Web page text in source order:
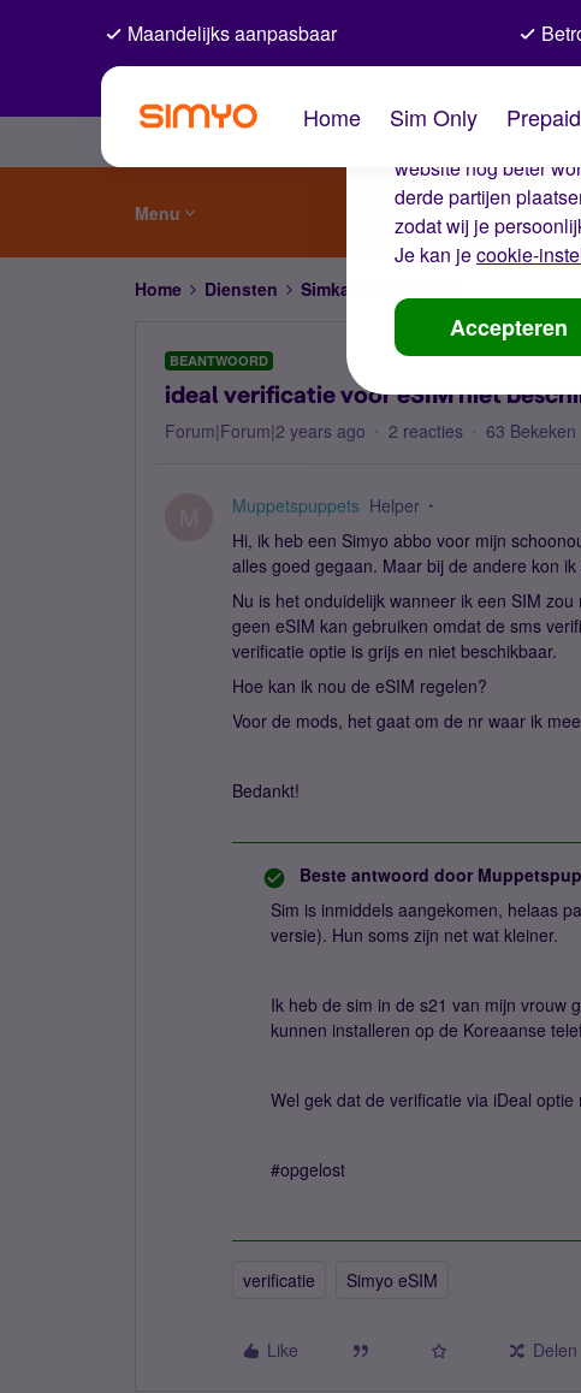
De
Wij gebruiken
website nog beter
derde partijen
zodat wij je
Je kan jecookie-
Accepteren
Maandelijks aanpasbaar
Home Sim Only Prepaid
Menu
Home Diensten Simkaart en eSIM
BEANTWOORD
ideal verificatie voor eSIM niet
Forum|Forum|2 years ago 2 reacties 63 Bekeken
Muppetspuppets Helper
Hi, ik heb een Simyo abbo voor mijn
alles goed gegaan. Maar bij de andere kon
Nu is het onduidelijk wanneer ik een SIM
geen eSIM kan gebruiken omdat de sms
verificatie optie is grijs en niet beschikbaar.
Hoe kan ik nou de eSIM regelen?
Voor de mods, het gaat om de nr waar ik
Bedankt!
Beste antwoord door
Sim is inmiddels aangekomen, helaas
versie). Hun soms zijn net wat kleiner.
Ik heb de sim in de s21 van mijn vrouw
kunnen installeren op de Koreaanse
Wel gek dat de verificatie via iDeal optie
#opgelost
verificatie Simyo eSIM
Like Delen